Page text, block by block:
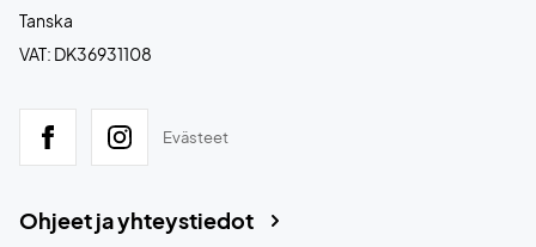
Tanska
VAT: DK36931108
Evästeet
Ohjeet ja yhteystiedot